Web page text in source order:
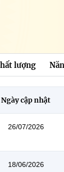
lượng
Ngày cập nhật
26/07/2026
18/06/2026